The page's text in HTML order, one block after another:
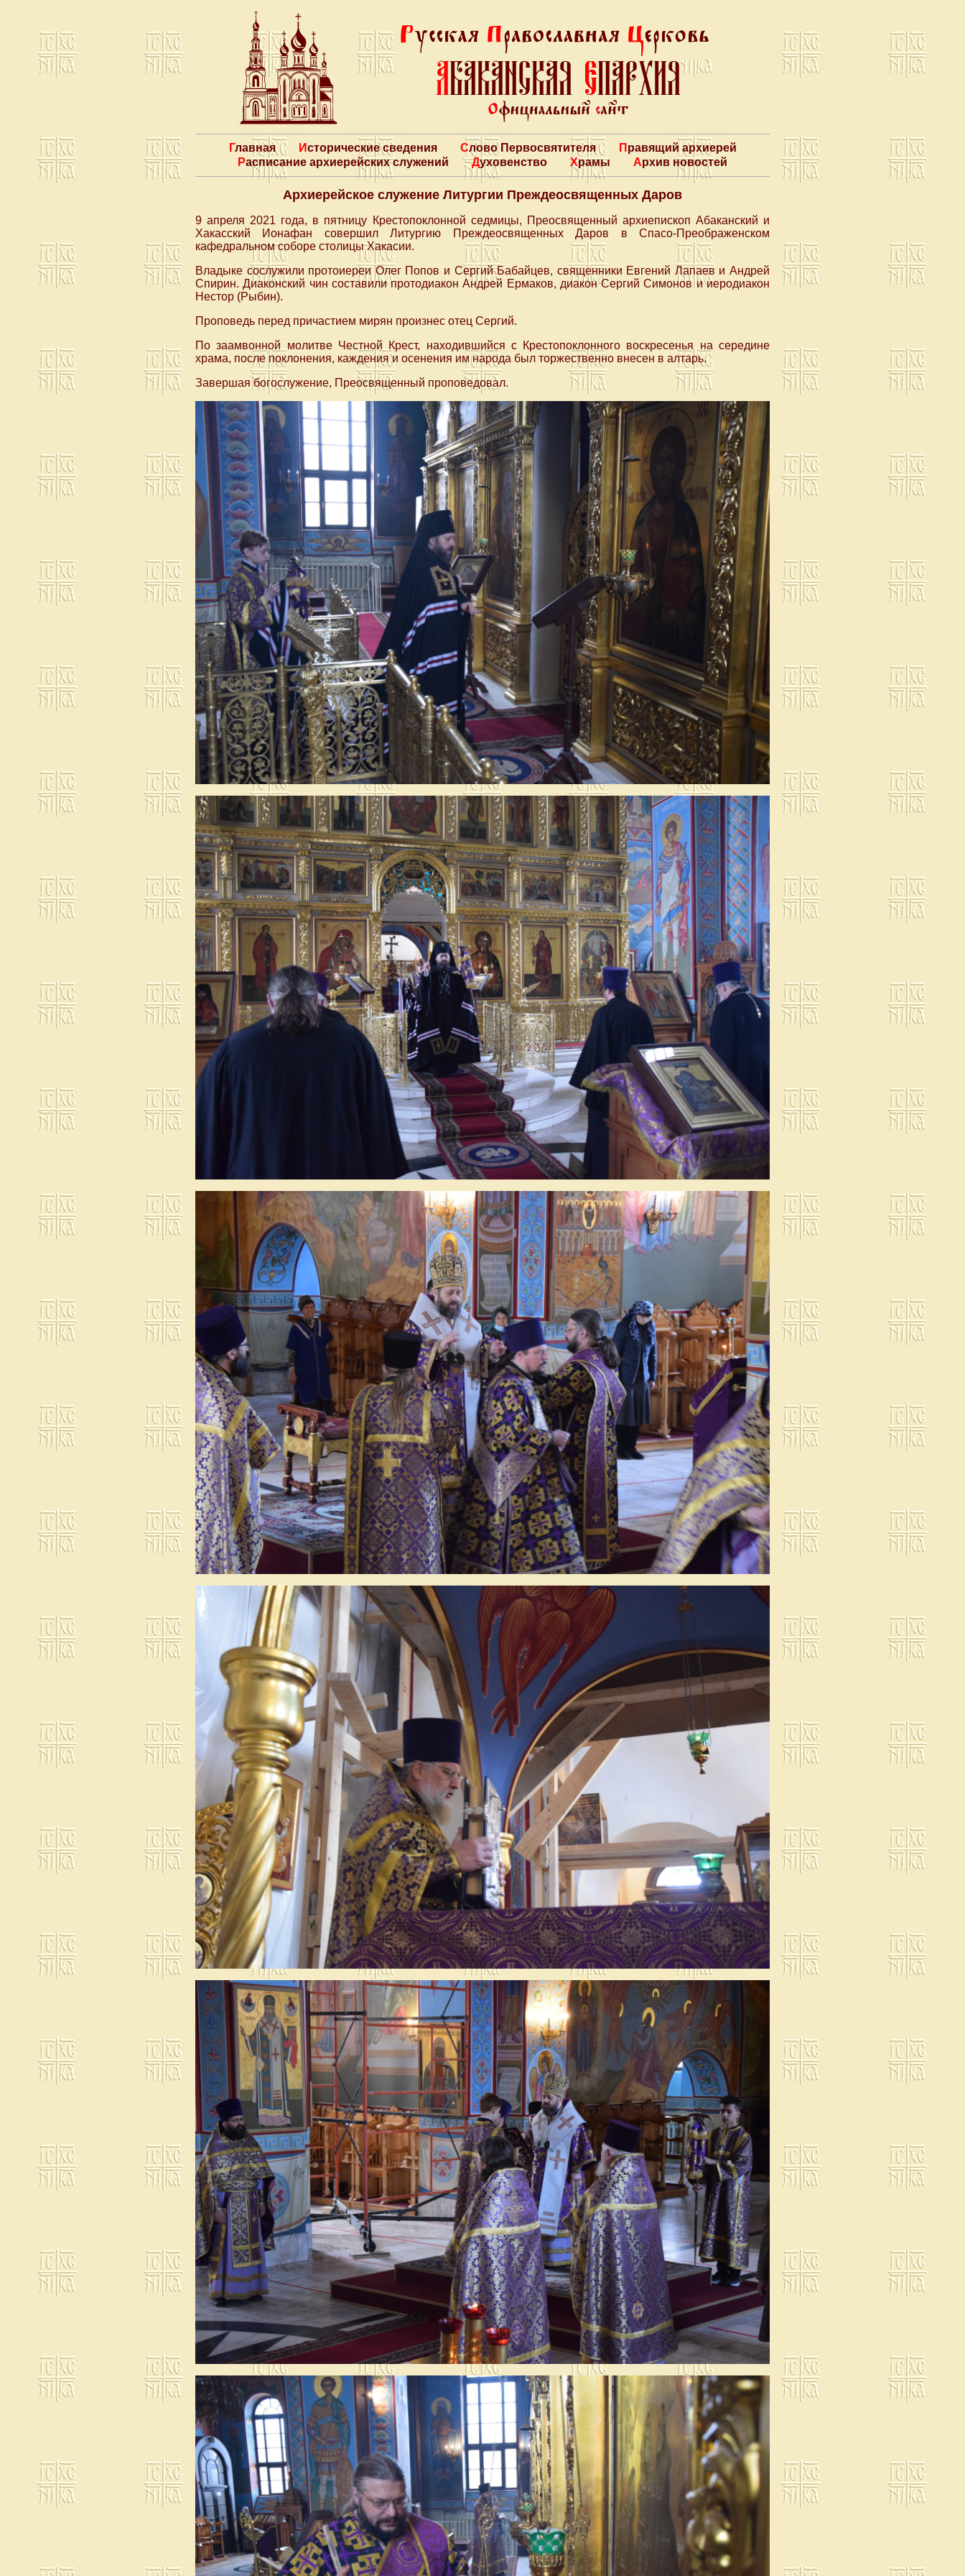
Главная Исторические сведения Слово Первосвятителя
Правящий архиерей
Расписание архиерейских служений
Духовенство Храмы Архив новостей
Архиерейское служение Литургии Преждеосвященных Даров
9 апреля 2021 года, в пятницу Крестопоклонной седмицы, Преосвященный архиепископ Абаканский и
Хакасский Ионафан совершил Литургию Преждеосвященных Даров в Спасо-Преображенском
кафедральном соборе столицы Хакасии.
Владыке сослужили протоиереи Олег Попов и Сергий Бабайцев, священники Евгений Лапаев и Андрей
Спирин. Диаконский чин составили протодиакон Андрей Ермаков, диакон Сергий Симонов и иеродиакон
Нестор (Рыбин).
Проповедь перед причастием мирян произнес отец Сергий.
По заамвонной молитве Честной Крест, находившийся с Крестопоклонного воскресенья на середине
храма, после поклонения, каждения и осенения им народа был торжественно внесен в алтарь.
Завершая богослужение, Преосвященный проповедовал.